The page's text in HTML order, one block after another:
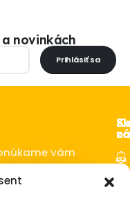
novinkách
Prihlásiť sa
vám